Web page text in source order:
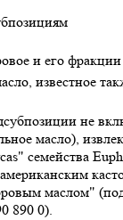
и его фракции
известное
не
масло),
семейства
маслом"
890 0).